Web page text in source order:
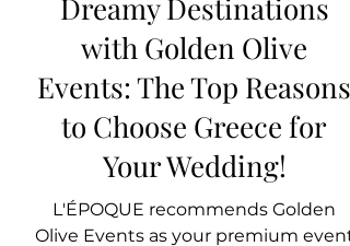
Dreamy Destinations
with Golden Olive
Events: The Top Reasons
to Choose Greece for
Your Wedding!